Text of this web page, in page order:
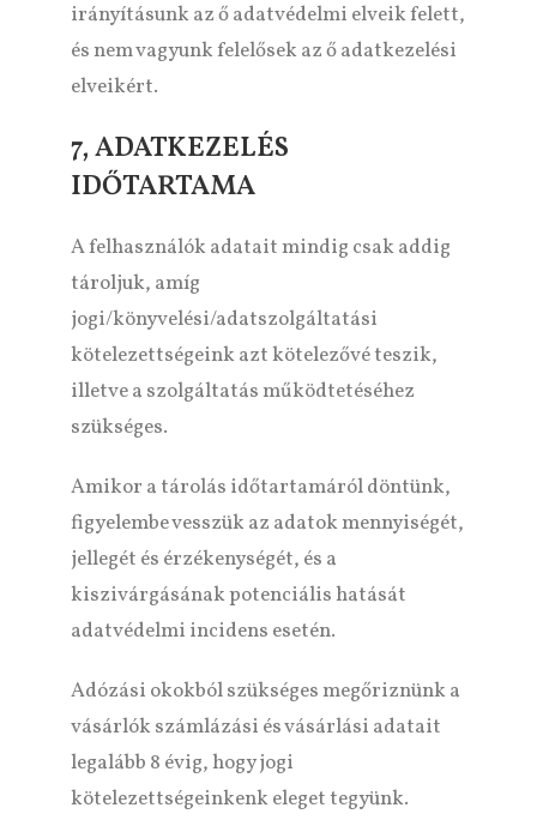
irányításunk az ő adatvédelmi elveik felett,
és nem vagyunk felelősek az ő adatkezelési
elveikért.
7, ADATKEZELÉS
IDŐTARTAMA
A felhasználók adatait mindig csak addig
tároljuk, amíg
jogi/könyvelési/adatszolgáltatási
kötelezettségeink azt kötelezővé teszik,
illetve a szolgáltatás működtetéséhez
szükséges.
Amikor a tárolás időtartamáról döntünk,
figyelembe vesszük az adatok mennyiségét,
jellegét és érzékenységét, és a
kiszivárgásának potenciális hatását
adatvédelmi incidens esetén.
Adózási okokból szükséges megőriznünk a
vásárlók számlázási és vásárlási adatait
legalább 8 évig, hogy jogi
kötelezettségeinkenk eleget tegyünk.